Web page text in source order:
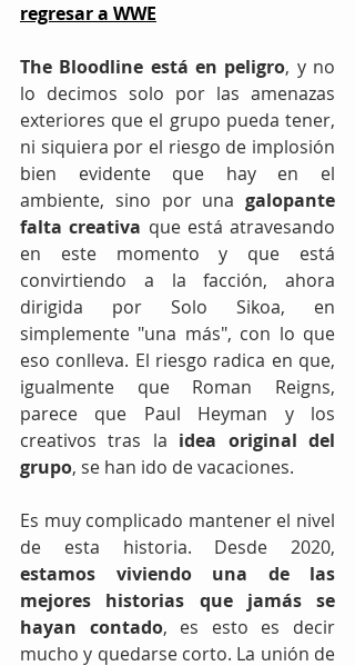
regresar a WWE
The Bloodline está en peligro, y no
lo decimos solo por las amenazas
exteriores que el grupo pueda tener,
ni siquiera por el riesgo de implosión
bien evidente que hay en el
ambiente, sino por una galopante
falta creativa que está atravesando
en este momento y que está
convirtiendo a la facción, ahora
dirigida por Solo Sikoa, en
simplemente "una más", con lo que
eso conlleva. El riesgo radica en que,
igualmente que Roman Reigns,
parece que Paul Heyman y los
creativos tras la idea original del
grupo, se han ido de vacaciones.
Es muy complicado mantener el nivel
estamos viviendo una de las
mejores historias que jamás se
hayan contado, es esto es decir
mucho y quedarse corto. La unión de